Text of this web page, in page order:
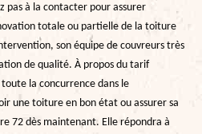
pas à la contacter pour assurer
totale ou partielle de la toiture
son équipe de couvreurs très
de qualité. À propos du tarif
la concurrence dans le
une toiture en bon état ou assurer sa
72 dès maintenant. Elle répondra à